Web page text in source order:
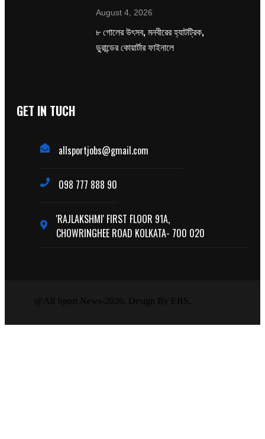
August 4, 2026
৮ গোলের উৎসব, মনবীরের হ্যাটট্রিক,
ডুরান্ডের কোয়ার্টার ফাইনালে
GET IN TUCH
allsportjobs@gmail.com
098 777 888 90
'RAJLAKSHMI' FIRST FLOOR 91A,
CHOWRINGHEE ROAD KOLKATA- 700 020
@All Sport News-2026. Design By EBS.